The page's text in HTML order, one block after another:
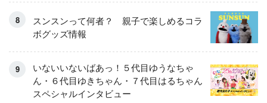
スンスンって何者？ 親子で楽しめるコラ
ボグッズ情報
いないいないばあっ！５代目ゆうなちゃ
ん・６代目ゆきちゃん・７代目はるちゃん
スペシャルインタビュー